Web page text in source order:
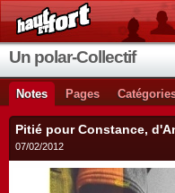
Un polar-Collectif
Notes Pages
Pitié pour Constance,
07/02/2012